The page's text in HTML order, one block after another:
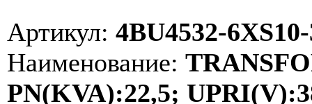
Артикул: 4BU4532-
Наименование:
PN(KVA):22,5;